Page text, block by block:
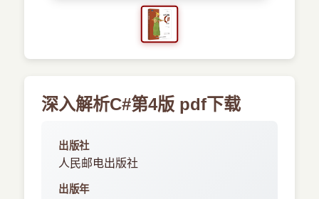
深入解析C#第4版 pdf下载
出版社
人民邮电出版社
出版年